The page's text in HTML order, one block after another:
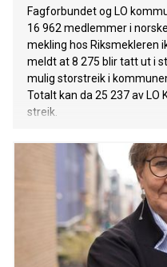
Fagforbundet og LO
16 962 medlemmer i
mekling hos Riksmekleren
meldt at 8 275 blir tatt ut i
mulig storstreik i
Totalt kan da 25 237 av
streik.